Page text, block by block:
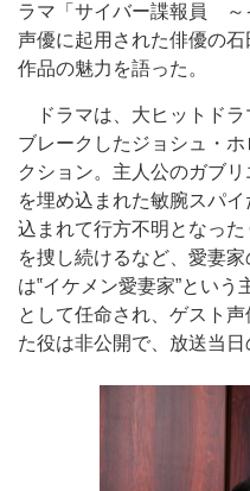
ラマ「サイバー諜報員 ～
声優に起用された俳優の石
作品の魅力を語った。
ドラマは、大ヒットドラ
ブレークしたジョシュ・
クション。主人公のガブ
を埋め込まれた敏腕スパ
込まれて行方不明となっ
を捜し続けるなど、愛妻
は‟イケメン愛妻家”とい
として任命され、ゲスト
た役は非公開で、放送当日